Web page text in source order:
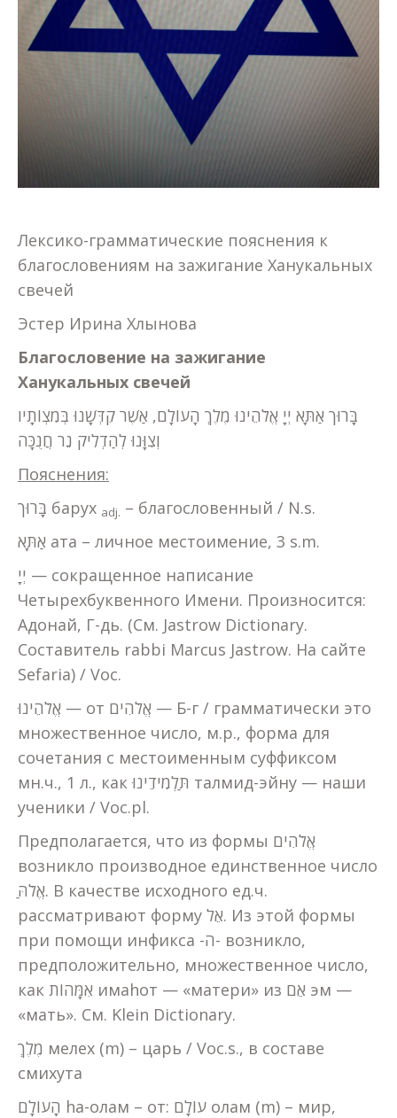
Лексико-грамматические пояснения к
благословениям на зажигание Ханукальных
свечей
Эстер Ирина Хлынова
Благословение на зажигание
Ханукальных свечей
בָּרוּך אַתָּא יְיָ אֱלֹהֵינוּ מֶלֶךְ הָעוֹלָם, אַשֶׁר קִדְּשָׁנוּ בְּמִצְוֹתָיו
וְצִוָּנוּ לְהַדְלִיק נֵר חֲנֻכָּה
Пояснения:
בָּרוּך барух adj. – благословенный / N.s.
אַתָּא ата – личное местоимение, 3 s.m.
יְיָ — сокращенное написание
Четырехбуквенного Имени. Произносится:
Адонай, Г-дь. (См. Jastrow Dictionary.
Составитель rabbi Marcus Jastrow. На сайте
Sefaria) / Voc.
אֱלֹהֵינוּ — от אֱלֹהִים — Б-г / грамматически это
множественное число, м.р., форма для
сочетания с местоименным суффиксом
мн.ч., 1 л., как תַּלְמִידֵינוּ талмид-эйну — наши
ученики / Voc.pl.
Предполагается, что из формы אֱלֹהִים
возникло производное единственное число
אֱלֹהַּ. В качестве исходного ед.ч.
рассматривают форму אֵל. Из этой формы
при помощи инфикса -ה- возникло,
предположительно, множественное число,
как אִמָּהוֹת имаhот — «матери» из אֵם эм —
«мать». См. Klein Dictionary.
מֶלֶךְ мелех (m) – царь / Voc.s., в составе
смихута
הָעוֹלָם hа-олам – от: עוֹלָם олам (m) – мир,